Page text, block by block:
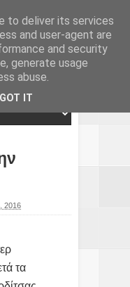
2016
τα
to deliver its services
and user-agent are
and security
generate usage
abuse.
GOT IT